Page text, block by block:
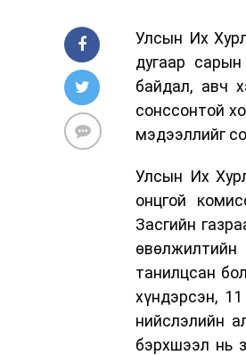
Улсын Их
дугаар
байдал, авч
сонссонтой
мэдээллийг
Улсын Их
онцгой
Засгийн
танилцсан
хүндэрсэн,
нийслэлийн
бэрхшээл нь